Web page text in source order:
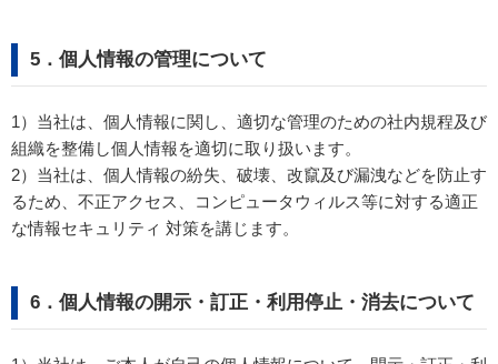
5．個人情報の管理について
1）当社は、個人情報に関し、適切な管理のための社内規程及び
組織を整備し個人情報を適切に取り扱います。
2）当社は、個人情報の紛失、破壊、改竄及び漏洩などを防止す
るため、不正アクセス、コンピュータウィルス等に対する適正
な情報セキュリティ 対策を講じます。
6．個人情報の開示・訂正・利用停止・消去について